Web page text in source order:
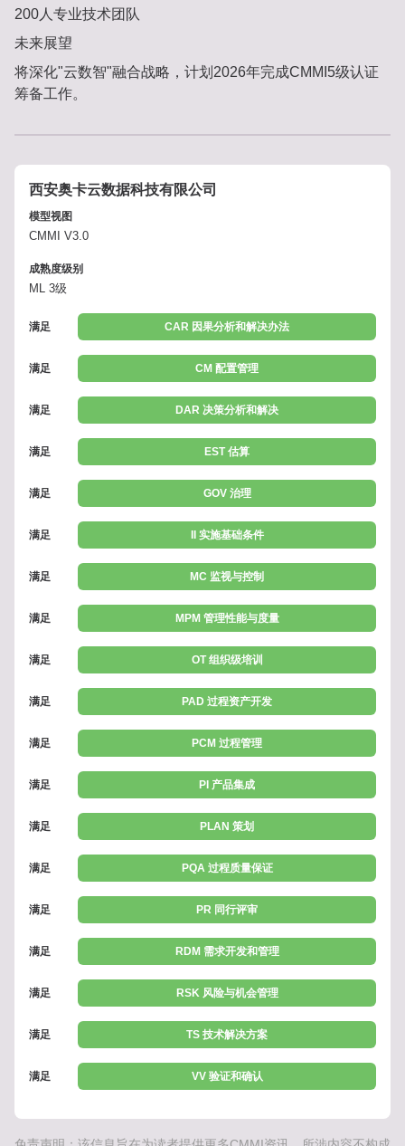
200人专业技术团队
未来展望
将深化"云数智"融合战略，计划2026年完成CMMI5级认证
筹备工作。
西安奥卡云数据科技有限公司
模型视图
CMMI V3.0
成熟度级别
ML 3级
满足 CAR 因果分析和解决办法
满足 CM 配置管理
满足 DAR 决策分析和解决
满足 EST 估算
满足 GOV 治理
满足 II 实施基础条件
满足 MC 监视与控制
满足 MPM 管理性能与度量
满足 OT 组织级培训
满足 PAD 过程资产开发
满足 PCM 过程管理
满足 PI 产品集成
满足 PLAN 策划
满足 PQA 过程质量保证
满足 PR 同行评审
满足 RDM 需求开发和管理
满足 RSK 风险与机会管理
满足 TS 技术解决方案
满足 VV 验证和确认